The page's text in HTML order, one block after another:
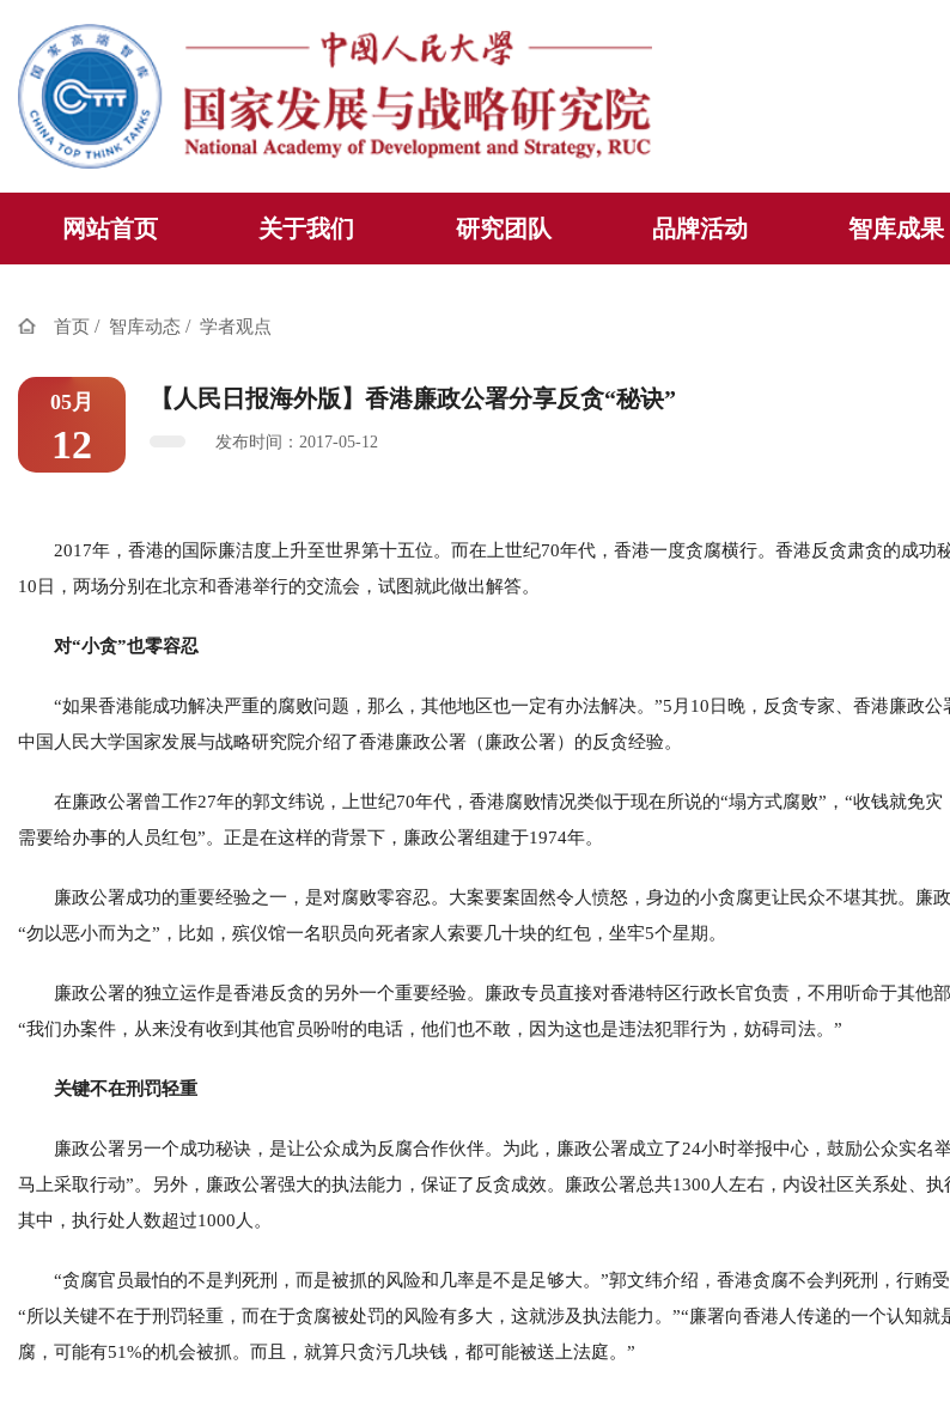
网站首页 关于我们 研究团队 品牌活动 智库成果
首页 / 智库动态 / 学者观点
05月
12
【人民日报海外版】香港廉政公署分享反贪“秘诀”
发布时间：2017-05-12
2017年，香港的国际廉洁度上升至世界第十五位。而在上世纪70年代，香港一度贪腐横行。香港反贪肃贪的成功
10日，两场分别在北京和香港举行的交流会，试图就此做出解答。
对“小贪”也零容忍
“如果香港能成功解决严重的腐败问题，那么，其他地区也一定有办法解决。”5月10日晚，反贪专家、香港廉政公
中国人民大学国家发展与战略研究院介绍了香港廉政公署（廉政公署）的反贪经验。
在廉政公署曾工作27年的郭文纬说，上世纪70年代，香港腐败情况类似于现在所说的“塌方式腐败”，“收钱就免
需要给办事的人员红包”。正是在这样的背景下，廉政公署组建于1974年。
廉政公署成功的重要经验之一，是对腐败零容忍。大案要案固然令人愤怒，身边的小贪腐更让民众不堪其扰。廉
“勿以恶小而为之”，比如，殡仪馆一名职员向死者家人索要几十块的红包，坐牢5个星期。
廉政公署的独立运作是香港反贪的另外一个重要经验。廉政专员直接对香港特区行政长官负责，不用听命于其他
“我们办案件，从来没有收到其他官员吩咐的电话，他们也不敢，因为这也是违法犯罪行为，妨碍司法。”
关键不在刑罚轻重
廉政公署另一个成功秘诀，是让公众成为反腐合作伙伴。为此，廉政公署成立了24小时举报中心，鼓励公众实名
马上采取行动”。另外，廉政公署强大的执法能力，保证了反贪成效。廉政公署总共1300人左右，内设社区关系处、执
其中，执行处人数超过1000人。
“贪腐官员最怕的不是判死刑，而是被抓的风险和几率是不是足够大。”郭文纬介绍，香港贪腐不会判死刑，行贿受
“所以关键不在于刑罚轻重，而在于贪腐被处罚的风险有多大，这就涉及执法能力。”“廉署向香港人传递的一个认知就
腐，可能有51%的机会被抓。而且，就算只贪污几块钱，都可能被送上法庭。”